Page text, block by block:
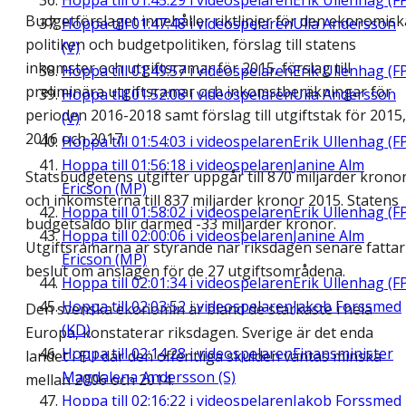
Hoppa till01:47:48i videospelarenUlla Andersson
(V)
Hoppa till01:49:57i videospelarenErik Ullenhag
Hoppa till01:52:08i videospelarenUlla Andersson
(V)
Hoppa till 01:54:03 i videospelarenErik Ullenhag
Hoppa till 01:56:18 i videospelarenJanine Alm
Ericson (MP)
Hoppa till01:58:02 i videospelarenErik Ullenhag
Hoppa till02:00:06i videospelarenJanine Alm
Ericson (MP)
Hoppa till02:01:34i videospelarenErik Ullenhag
Hoppa till02:03:52 i videospelarenJakob Forssmed
(KD)
Hoppa till02:14:28i videospelarenFinansminister
Magdalena Andersson (S)
Hoppa till 02:16:22 i videospelarenJakob Forssmed
Budgetförslaget innehåller riktlinjer för den
politiken och budgetpolitiken, förslag till statens
inkomster och utgiftsramar för 2015, förslag till
preliminära utgiftsramar och inkomstberäkningar för
perioden 2016-2018 samt förslag till utgiftstak för 2015,
2016 och 2017.
Statsbudgetens utgifter uppgår till 870 miljarder
och inkomsterna till 837 miljarder kronor 2015. Statens
budgetsaldo blir därmed -33 miljarder kronor.
Utgiftsramarna är styrande när riksdagen senare fattar
beslut om anslagen för de 27 utgiftsområdena.
Den svenska ekonomin är bland de starkaste i hela
Europa, konstaterar riksdagen. Sverige är det enda
landet i EU där den offentliga skulden väntas minska
mellan 2006 och 2014.